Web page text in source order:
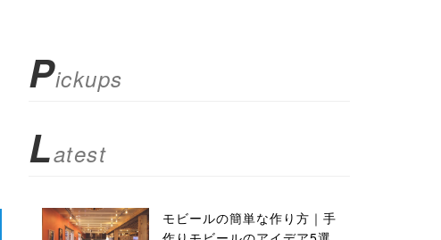
Pickups
Latest
モビールの簡単な作り方｜手